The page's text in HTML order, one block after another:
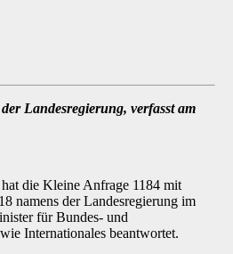
Landesregierung, verfasst am
hat die Kleine Anfrage 1184 mit
namens der Landesregierung im
für Bundes- und
Internationales beantwortet.